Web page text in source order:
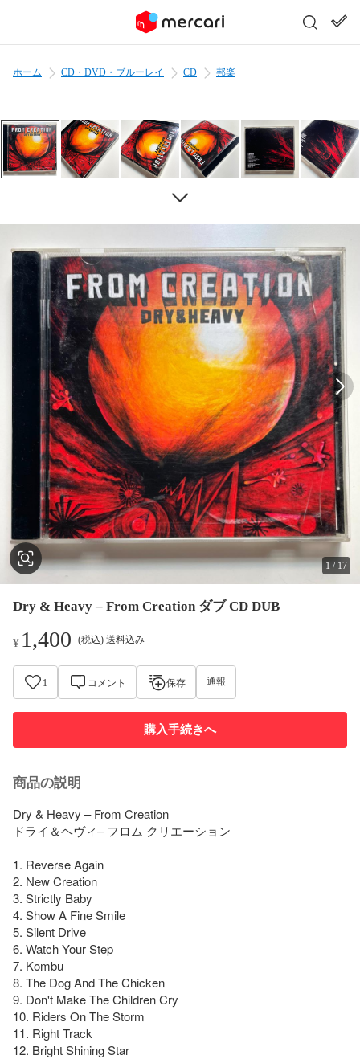
ホーム CD・DVD・ブルーレイ CD 邦楽
1 / 17
Dry & Heavy – From Creation ダブ CD DUB
¥ 1,400 (税込) 送料込み
1 コメント 保存 通報
購入手続きへ
商品の説明
Dry & Heavy – From Creation
ドライ＆ヘヴィ– フロム クリエーション
1. Reverse Again
2. New Creation
3. Strictly Baby
4. Show A Fine Smile
5. Silent Drive
6. Watch Your Step
7. Kombu
8. The Dog And The Chicken
9. Don't Make The Children Cry
10. Riders On The Storm
11. Right Track
12. Bright Shining Star